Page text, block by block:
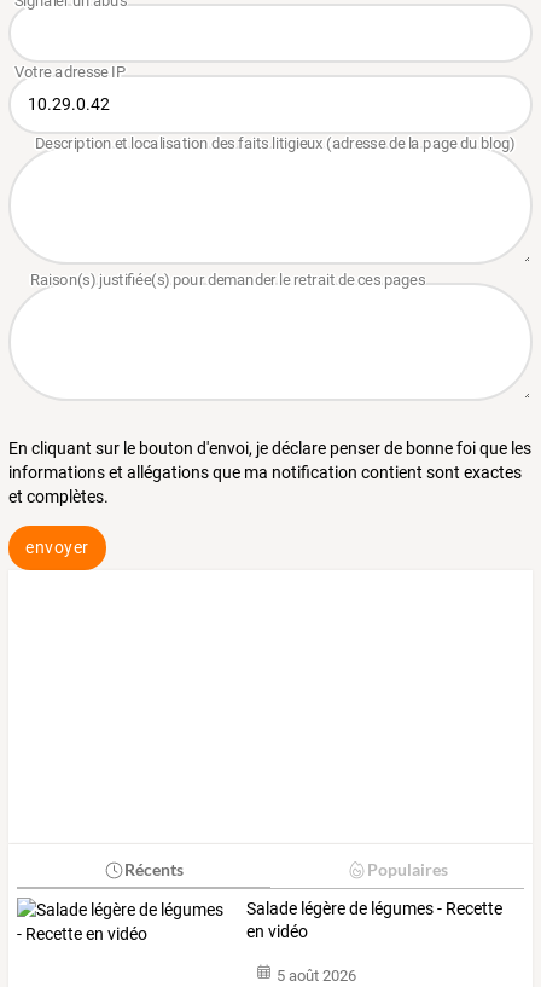
En cliquant sur le bouton d'envoi, je déclare penser de bonne foi que les
informations et allégations que ma notification contient sont exactes
et complètes.
envoyer
Récents Populaires
Salade légère de légumes - Recette
en vidéo
5 août 2026